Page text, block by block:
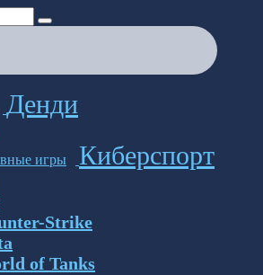
Денди
Киберспорт
Strike
of Tanks